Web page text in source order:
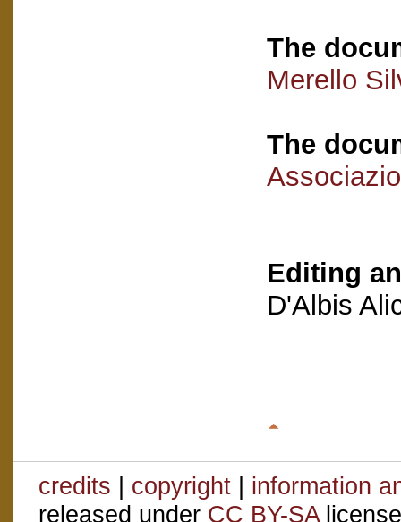
The
Merello
The
Editing
D'Albis
credits | copyright | information
released under CC BY-SA